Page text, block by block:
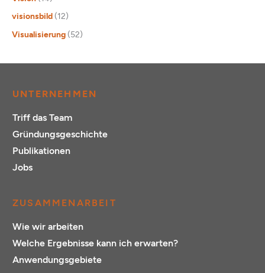
visionsbild (12)
Visualisierung (52)
UNTERNEHMEN
Triff das Team
Gründungsgeschichte
Publikationen
Jobs
ZUSAMMENARBEIT
Wie wir arbeiten
Welche Ergebnisse kann ich erwarten?
Anwendungsgebiete